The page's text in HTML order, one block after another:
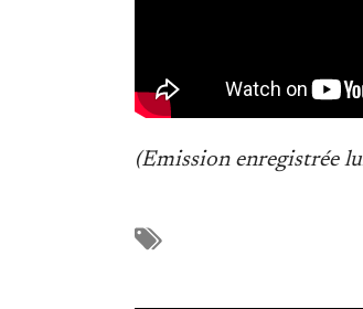
(Emission enregistrée